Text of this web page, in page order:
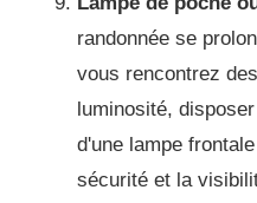
randonnée se
vous rencontrez
luminosité,
d'une lampe
sécurité et la